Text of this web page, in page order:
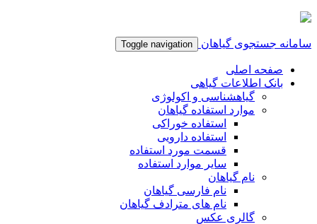
سامانه جستجوی گیاهان Toggle navigation
صفحه اصلی
بانک اطلاعات گیاهی
گیاهشناسی و اکولوژی
موارد استفاده گیاهان
استفاده خوراکی
استفاده دارویی
قسمت مورد استفاده
سایر موارد استفاده
نام گیاهان
نام فارسی گیاهان
نام های مترادف گیاهان
گالری عکس